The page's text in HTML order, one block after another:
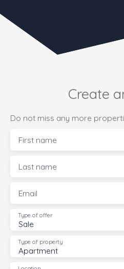
Create
Do not miss any more
First name
Last name
Email
Sale
Type of offer
Apartment
Type of property